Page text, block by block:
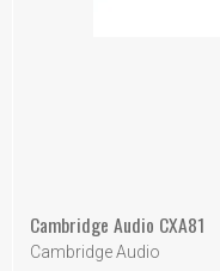
Cambridge Audio CXA81
Cambridge Audio